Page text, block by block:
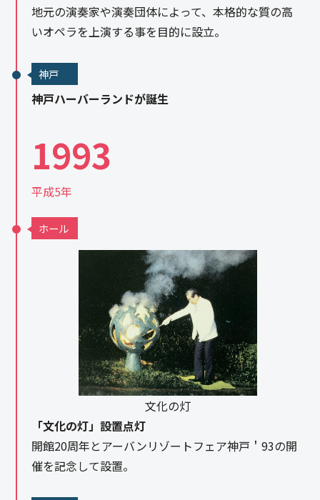
地元の演奏家や演奏団体によって、本格的な質の高
いオペラを上演する事を目的に設立。
神戸
神戸ハーバーランドが誕生
1993
平成5年
ホール
文化の灯
「文化の灯」設置点灯
開館20周年とアーバンリゾートフェア神戸＇93の開
催を記念して設置。